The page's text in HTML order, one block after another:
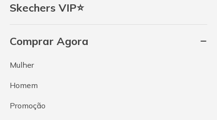
Skechers VIP⭐
Comprar Agora
Mulher
Homem
Promoção